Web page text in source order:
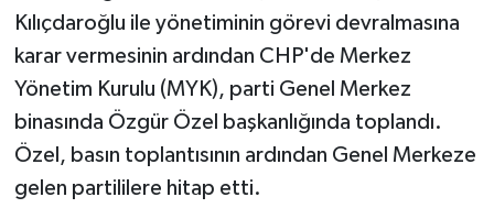
Kılıçdaroğlu ile yönetiminin görevi devralmasına
karar vermesinin ardından CHP'de Merkez
Yönetim Kurulu (MYK), parti Genel Merkez
binasında Özgür Özel başkanlığında toplandı.
Özel, basın toplantısının ardından Genel Merkeze
gelen partililere hitap etti.